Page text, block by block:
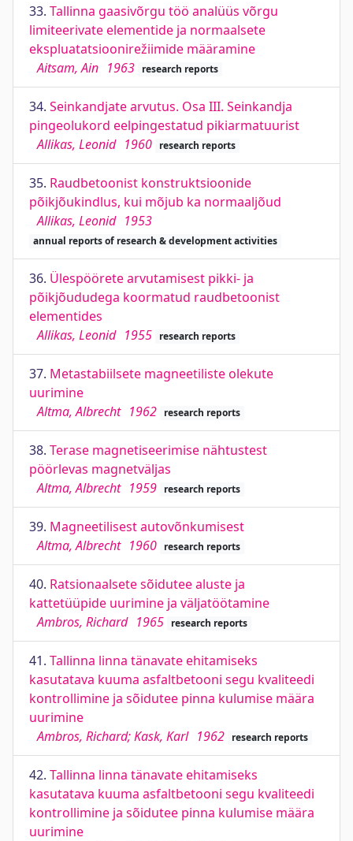
33. Tallinna gaasivõrgu töö analüüs võrgu
limiteerivate elementide ja normaalsete
ekspluatatsioonirežiimide määramine
Aitsam, Ain 1963 research reports
34. Seinkandjate arvutus. Osa III. Seinkandja
pingeolukord eelpingestatud pikiarmatuurist
Allikas, Leonid 1960 research reports
35. Raudbetoonist konstruktsioonide
põikjõukindlus, kui mõjub ka normaaljõud
Allikas, Leonid 1953
annual reports of research & development activities
36. Ülespöörete arvutamisest pikki- ja
põikjõududega koormatud raudbetoonist
elementides
Allikas, Leonid 1955 research reports
37. Metastabiilsete magneetiliste olekute
uurimine
Altma, Albrecht 1962 research reports
38. Terase magnetiseerimise nähtustest
pöörlevas magnetväljas
Altma, Albrecht 1959 research reports
39. Magneetilisest autovõnkumisest
Altma, Albrecht 1960 research reports
40. Ratsionaalsete sõidutee aluste ja
kattetüüpide uurimine ja väljatöötamine
Ambros, Richard 1965 research reports
41. Tallinna linna tänavate ehitamiseks
kasutatava kuuma asfaltbetooni segu kvaliteedi
kontrollimine ja sõidutee pinna kulumise määra
uurimine
Ambros, Richard; Kask, Karl 1962 research reports
42. Tallinna linna tänavate ehitamiseks
kasutatava kuuma asfaltbetooni segu kvaliteedi
kontrollimine ja sõidutee pinna kulumise määra
uurimine